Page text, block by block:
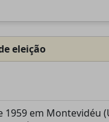
eleição
1959 em Montevidéu